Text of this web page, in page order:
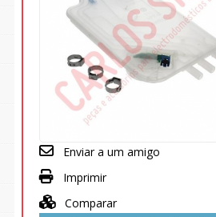
Enviar a um amigo
Imprimir
Comparar